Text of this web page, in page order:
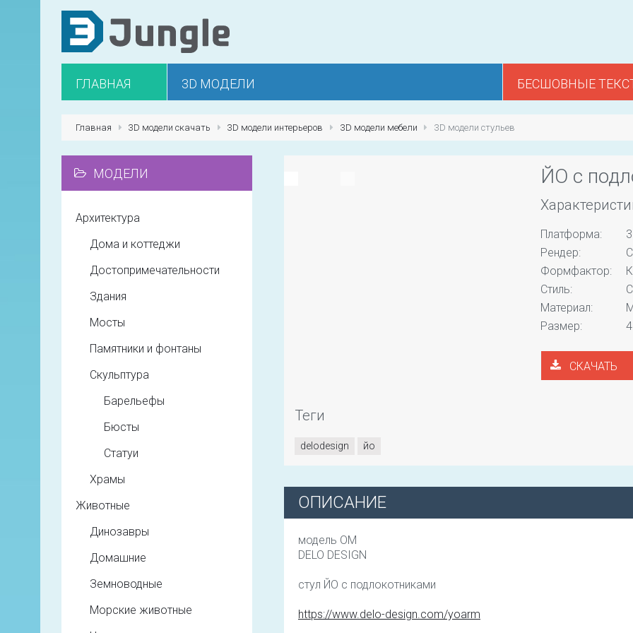
ГЛАВНАЯ 3D МОДЕЛИ БЕСШОВНЫЕ
Главная 3D модели скачать 3D модели интерьеров 3D модели мебели 3D модели стульев
ЙО с
Платформа:
Рендер:
Формфактор:
Стиль:
Материал:
Размер:
СКАЧАТЬ
Теги
delodesign йо
ОПИСАНИЕ
модель ОМ
DELO DESIGN
стул ЙО с подлокотниками
https://www.delo-design.com/yoarm
МОДЕЛИ
Архитектура
Дома и коттеджи
Достопримечательности
Здания
Мосты
Памятники и фонтаны
Скульптура
Барельефы
Бюсты
Статуи
Храмы
Животные
Динозавры
Домашние
Земноводные
Морские животные